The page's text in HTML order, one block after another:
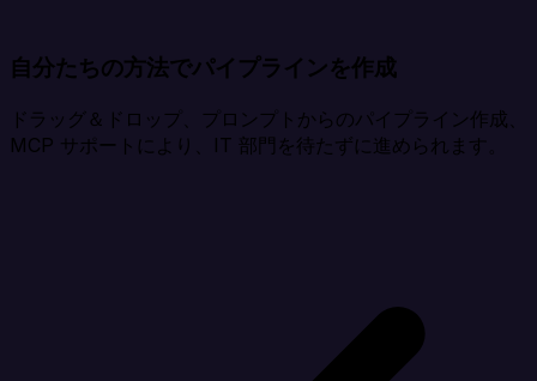
自分たちの方法でパイプラインを作成
ドラッグ＆ドロップ、プロンプトからのパイプライン作成、
MCP サポートにより、IT 部門を待たずに進められます。